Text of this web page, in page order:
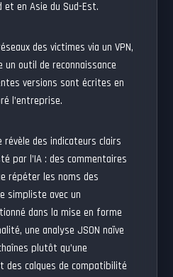
et en Asie du Sud-Est.
des victimes via un VPN,
un outil de reconnaissance
versions sont écrites en
l’entreprise.
révèle des indicateurs clairs
par l’IA : des commentaires
répéter les noms des
simpliste avec un
dans la mise en forme
une analyse JSON naïve
plutôt qu’une
des calques de compatibilité